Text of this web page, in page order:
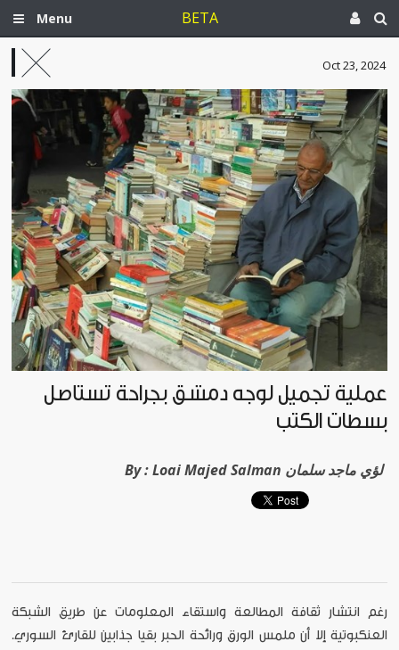
Menu BETA
Oct 23, 2024
عملية تجميل لوجه دمشق بجراحة تستأصل
بسطات الكتب
By : Loai Majed Salman لؤي ماجد سلمان
رغم انتشار ثقافة المطالعة واستقاء المعلومات عن طريق الشبكة
العنكبوتية إلا أن ملمس الورق ورائحة الحبر بقيا جذابين للقارئ السوري.